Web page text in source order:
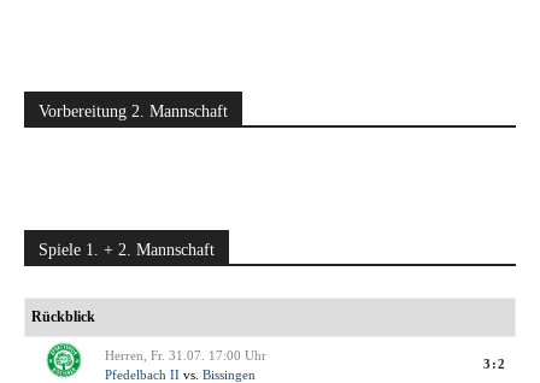
Vorbereitung 2. Mannschaft
Spiele 1. + 2. Mannschaft
Rückblick
Herren, Fr. 31.07. 17:00 Uhr
Pfedelbach II vs. Bissingen
3:2